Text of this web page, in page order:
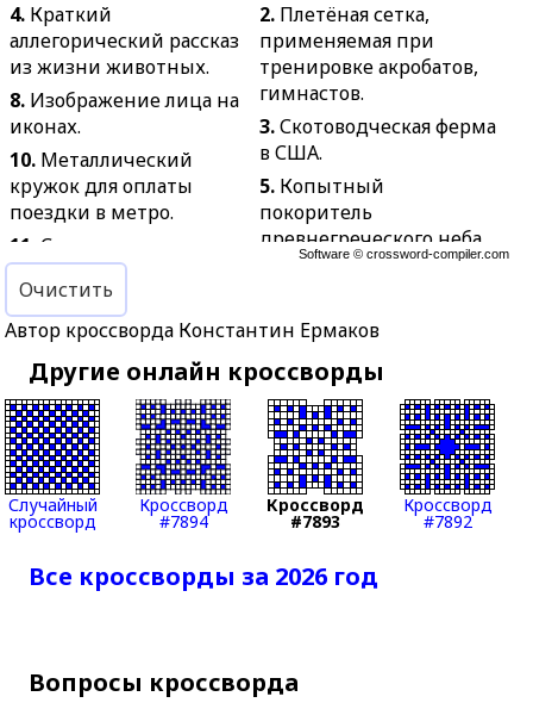
4. Краткий
аллегорический рассказ
из жизни животных.
8. Изображение лица на
иконах.
10. Металлический
кружок для оплаты
поездки в метро.
11. Самомнение,
заносчивость.
12.Нравственная
безупречность,
честность.
13. Автор книги "Это
футбол".
15.Клейкая лента для
упаковки.
17.Служитель культа у
народов, верящих в
духов.
Семейство символов,
21.Дорожка в парке,
2. Плетёная сетка,
применяемая при
тренировке акробатов,
гимнастов.
3.Скотоводческая ферма
в США.
5. Копытный
покоритель
древнегреческого неба.
откидывающейся
крышей.
7.Послевкусие
несбывшихся ожиданий.
8.Проявление нежности,
любви.
9.Ничтожная доля.
Единица
генетического кода.
Очень маленькая
пёстрыми перьями.
Software ©crossword-compiler.com
Очистить
Автор кроссворда Константин Ермаков
Другие онлайн кроссворды
Случайный
кроссворд
Кроссворд
#7894
Кроссворд
#7893
Кроссворд
#7892
Все кроссворды за 2026 год
Вопросы кроссворда